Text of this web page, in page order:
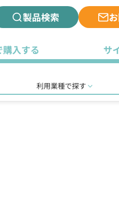
製品検索
購入する サ
利用業種で探す